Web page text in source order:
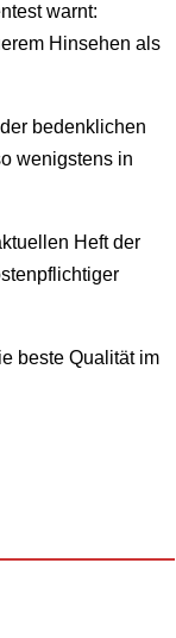
warnt:
Hinsehen als
bedenklichen
wenigstens in
Heft der
beste Qualität im